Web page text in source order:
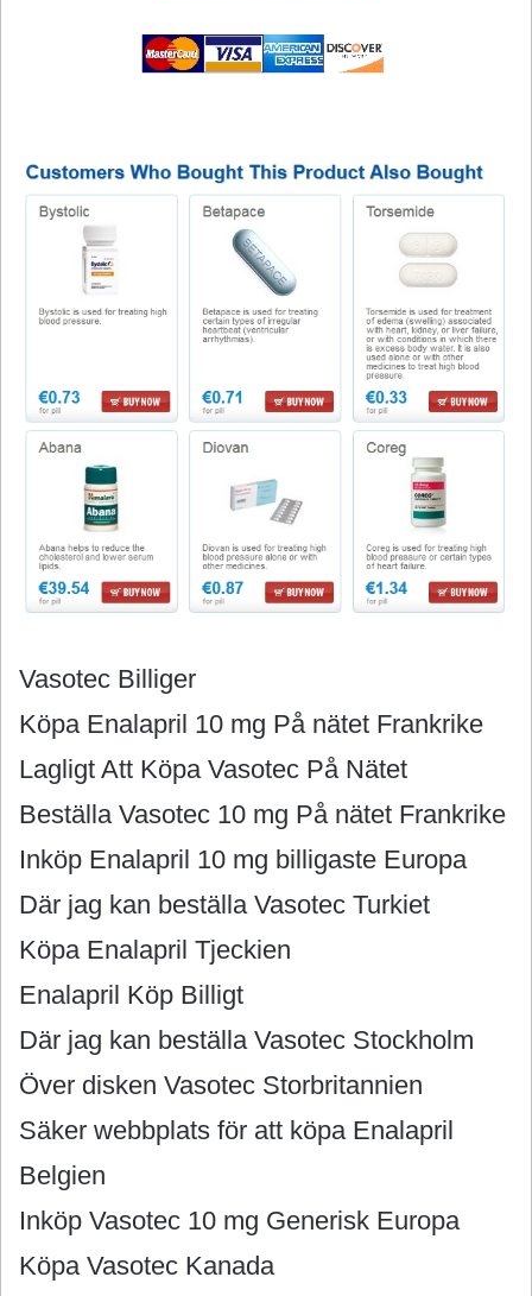
Vasotec Billiger
Köpa Enalapril 10 mg På nätet Frankrike
Lagligt Att Köpa Vasotec På Nätet
Beställa Vasotec 10 mg På nätet Frankrike
Inköp Enalapril 10 mg billigaste Europa
Där jag kan beställa Vasotec Turkiet
Köpa Enalapril Tjeckien
Enalapril Köp Billigt
Där jag kan beställa Vasotec Stockholm
Över disken Vasotec Storbritannien
Säker webbplats för att köpa Enalapril
Belgien
Inköp Vasotec 10 mg Generisk Europa
Köpa Vasotec Kanada